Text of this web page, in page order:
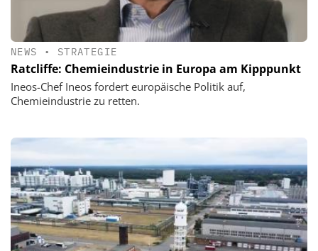
NEWS • STRATEGIE
Ratcliffe: Chemieindustrie in Europa am Kipppunkt
Ineos-Chef Ineos fordert europäische Politik auf,
Chemieindustrie zu retten.